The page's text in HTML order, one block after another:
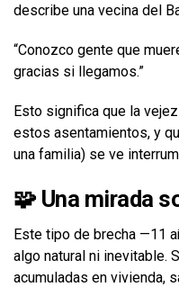
describe una vecina del
“Conozco gente que
gracias si llegamos.”
Esto significa que la
estos asentamientos, y
una familia) se ve
🧩 Una mirada
Este tipo de brecha —11
algo natural ni inevitable.
acumuladas en vivienda,